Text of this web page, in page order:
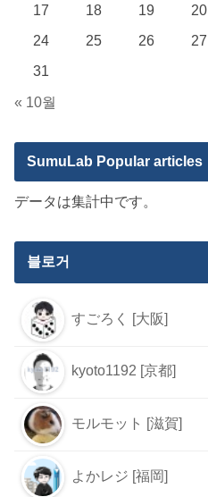
17
18 19 20
24
25 26 27
31
« 10월
SumuLab Popular articles
データは集計中です。
블로거
すごろく [大阪]
kyoto1192 [京都]
モルモット [滋賀]
よかレジ [福岡]